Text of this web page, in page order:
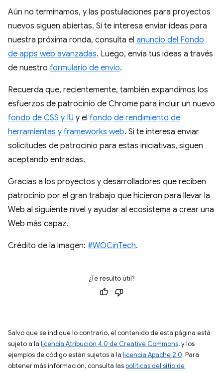
Aún no terminamos, y las postulaciones para proyectos
nuevos siguen abiertas. Si te interesa enviar ideas para
nuestra próxima ronda, consulta el anuncio del Fondo
de apps web avanzadas. Luego, envía tus ideas a través
de nuestro formulario de envío.
Recuerda que, recientemente, también expandimos los
esfuerzos de patrocinio de Chrome para incluir un nuevo
fondo de CSS y IU y el fondo de rendimiento de
herramientas y frameworks web. Si te interesa enviar
solicitudes de patrocinio para estas iniciativas, siguen
aceptando entradas.
Gracias a los proyectos y desarrolladores que reciben
patrocinio por el gran trabajo que hicieron para llevar la
Web al siguiente nivel y ayudar al ecosistema a crear una
Web más capaz.
Crédito de la imagen: #WOCinTech.
¿Te resultó útil?
Salvo que se indique lo contrario, el contenido de esta página está
sujeto a la licencia Atribución 4.0 de Creative Commons, y los
ejemplos de código están sujetos a la licencia Apache 2.0. Para
obtener más información, consulta laspolíticas del sitio de